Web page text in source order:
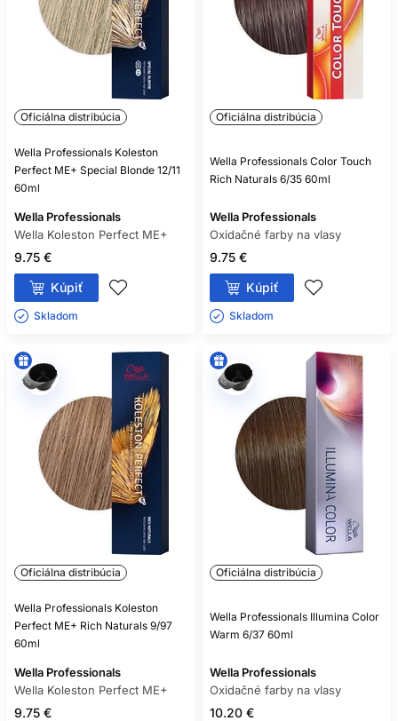
Oficiálna distribúcia
Wella Professionals Koleston
Perfect ME+ Special Blonde 12/11
60ml
Wella Professionals
Wella Koleston Perfect ME+
9.75 €
Kúpiť
Skladom ㅤ
Oficiálna distribúcia
Wella Professionals Color Touch
Rich Naturals 6/35 60ml
Wella Professionals
Oxidačné farby na vlasy
9.75 €
Kúpiť
Skladom ㅤ
Oficiálna distribúcia
Wella Professionals Koleston
Perfect ME+ Rich Naturals 9/97
60ml
Wella Professionals
Wella Koleston Perfect ME+
9.75 €
Oficiálna distribúcia
Wella Professionals Illumina Color
Warm 6/37 60ml
Wella Professionals
Oxidačné farby na vlasy
10.20 €